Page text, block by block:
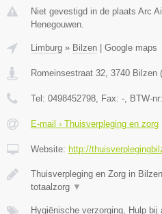
Niet gevestigd in de plaats Arc
Henegouwen.
Limburg » Bilzen | Google maps
Romeinsestraat 32 3740 Bilzen (
Tel: 0498452798 , Fax: - , BTW-nr:
E-mail › Thuisverpleging en zorg
Website: http://
Thuisverpleging en Zorg in
totaalzorg ▼
Hygiënische verzorging, Hulp